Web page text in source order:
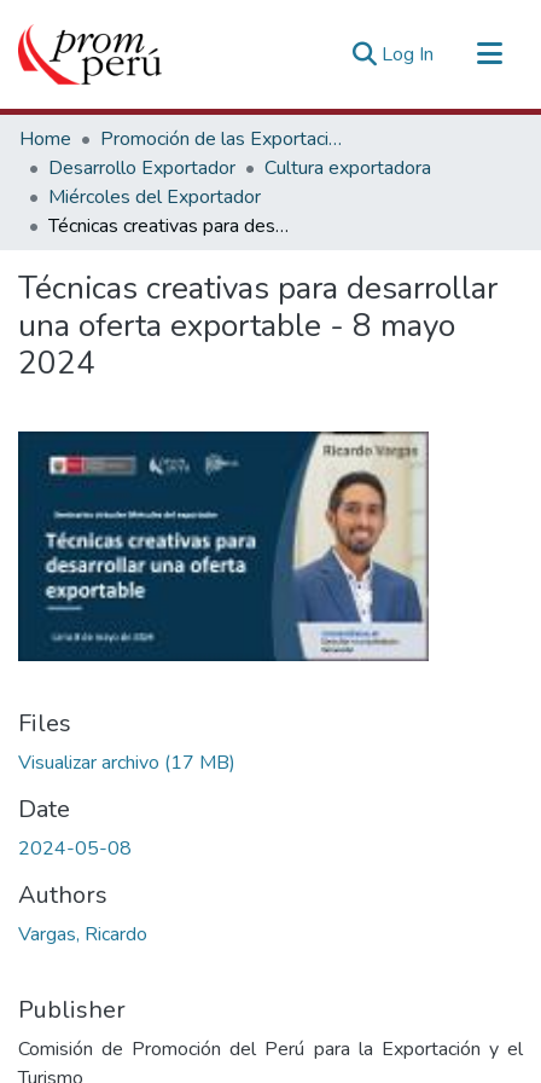
Log In (current)
Communities & Collections
All of DSpace
Statistics
Estadísticas Externas
Home
Promoción de las Exportaciones
Desarrollo Exportador
Cultura exportadora
Miércoles del Exportador
Técnicas creativas para desarrollar una oferta exportable - 8 mayo 2024
Técnicas creativas para desarrollar
una oferta exportable - 8 mayo
2024
Files
Visualizar archivo (17 MB)
Date
2024-05-08
Authors
Vargas, Ricardo
Publisher
Comisión de Promoción del Perú para la Exportación y el